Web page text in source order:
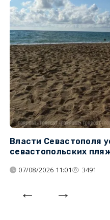
Власти Севастополя
севастопольских
07/08/2026 11:01 3491